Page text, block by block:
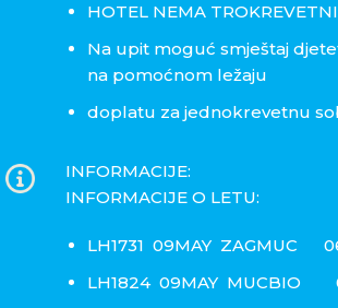
HOTEL NEMA
Na upit moguć smještaj
na pomoćnom ležaju
doplatu za jednokrevetnu
INFORMACIJE:
INFORMACIJE O LETU:
LH1731 09MAY ZAGMUC
LH1824 09MAY MUCBIO